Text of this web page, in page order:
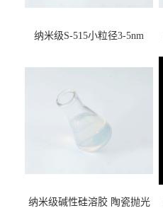
纳米级S-515小粒径3-5nm
纳米级碱性硅溶胶 陶瓷抛光